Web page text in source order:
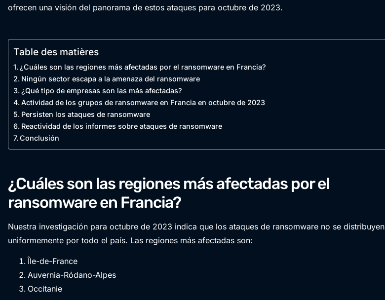
ofrecen una visión del panorama de estos ataques para octubre de 2023.
Table des matières
¿Cuáles son las regiones más afectadas por el ransomware en Francia?
Ningún sector escapa a la amenaza del ransomware
¿Qué tipo de empresas son las más afectadas?
Actividad de los grupos de ransomware en Francia en octubre de 2023
Persisten los ataques de ransomware
Reactividad de los informes sobre ataques de ransomware
Conclusión
¿Cuáles son las regiones más afectadas por el
ransomware en Francia?
Nuestra investigación para octubre de 2023 indica que los ataques de ransomware no se distribuyen
uniformemente por todo el país. Las regiones más afectadas son:
Île-de-France
Auvernia-Ródano-Alpes
Occitanie